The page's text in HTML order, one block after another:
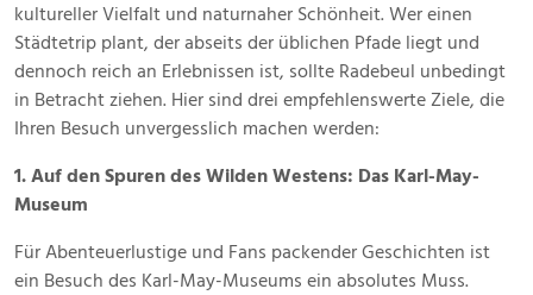
kultureller Vielfalt und naturnaher Schönheit. Wer einen
Städtetrip plant, der abseits der üblichen Pfade liegt und
dennoch reich an Erlebnissen ist, sollte Radebeul unbedingt
in Betracht ziehen. Hier sind drei empfehlenswerte Ziele, die
Ihren Besuch unvergesslich machen werden:
1. Auf den Spuren des Wilden Westens: Das Karl-May-
Museum
Für Abenteuerlustige und Fans packender Geschichten ist
ein Besuch des Karl-May-Museums ein absolutes Muss.